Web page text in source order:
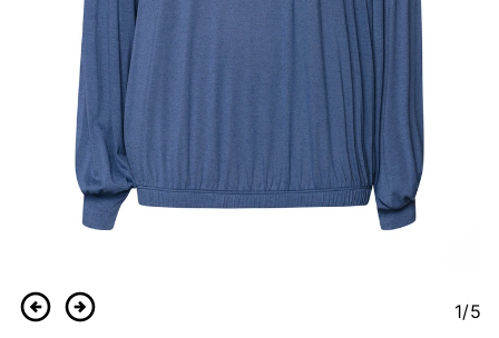
ZurückWeiter 1/5